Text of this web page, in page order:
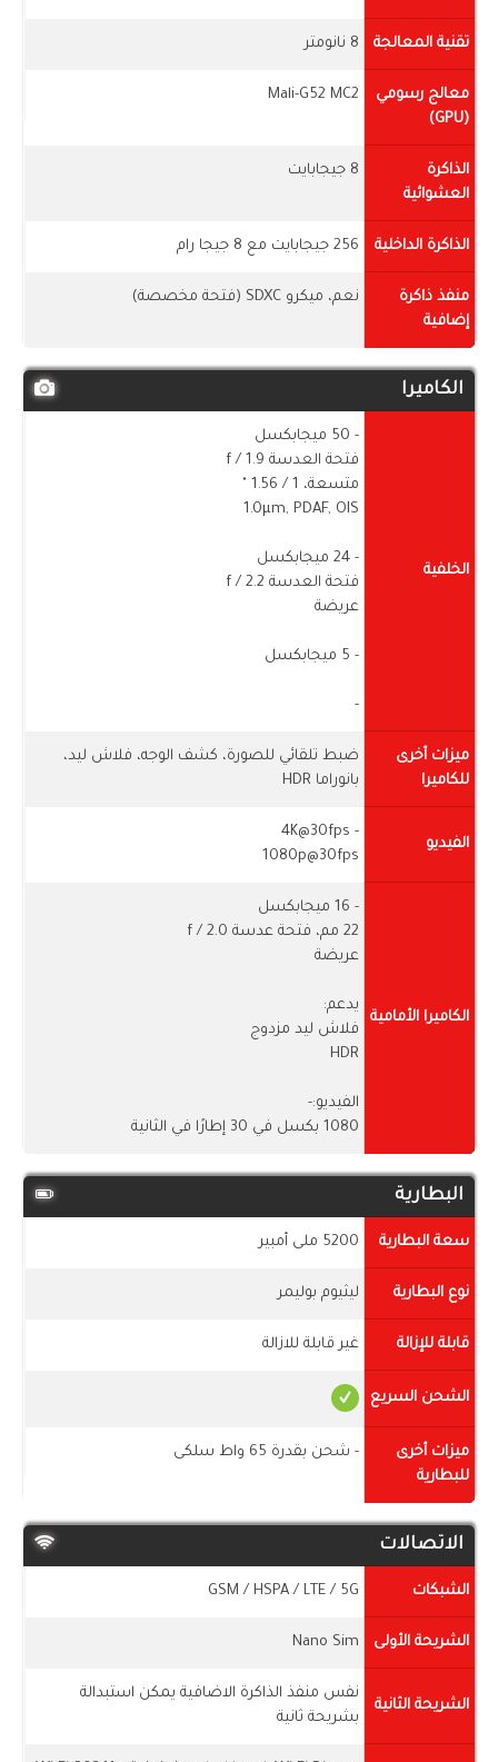
تقنية المعالجة 8 نانومتر
معالج رسومي
(GPU)
Mali-G52 MC2
الذاكرة
العشوائية
8 جيجابايت
الذاكرة الداخلية 256 جيجابايت مع 8 جيجا رام
منفذ ذاكرة
إضافية
نعم، ميكرو SDXC (فتحة مخصصة)
الكاميرا
الخلفية
- 50 ميجابكسل
فتحة العدسة f / 1.9
متسعة، 1 / ​​1.56 "
1.0µm, PDAF, OIS
- 24 ميجابكسل
فتحة العدسة f / 2.2
عريضة
- 5 ميجابكسل
-
ميزات أخرى
للكاميرا
ضبط تلقائي للصورة، كشف الوجه، فلاش ليد،
بانوراما HDR
الفيديو
- 4K@30fps
1080p@30fps
الكاميرا الأمامية
- 16 ميجابكسل
22 مم، فتحة عدسة f / 2.0
عريضة
يدعم:
فلاش ليد مزدوج
HDR
الفيديو:-
1080 بكسل في 30 إطارًا في الثانية
البطارية
سعة البطارية 5200 ملى أمبير
نوع البطارية ليثيوم بوليمر
قابلة للإزالة غير قابلة للازالة
الشحن السريع
ميزات أخرى
للبطارية
- شحن بقدرة 65 واط سلكى
الاتصالات
الشبكات GSM / HSPA / LTE / 5G
الشريحة الأولى Nano Sim
الشريحة الثانية
نفس منفذ الذاكرة الاضافية يمكن استبدالة
بشريحة ثانية